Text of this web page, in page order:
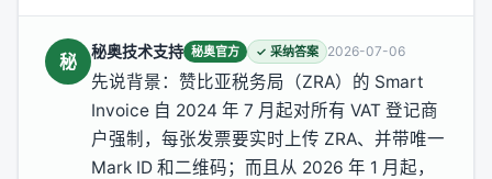
秘 秘奥技术支持 秘奥官方 ✓ 采纳答案 2026-07-06
先说背景：赞比亚税务局（ZRA）的 Smart
Invoice 自 2024 年 7 月起对所有 VAT 登记商
户强制，每张发票要实时上传 ZRA、并带唯一
Mark ID 和二维码；而且从 2026 年 1 月起，